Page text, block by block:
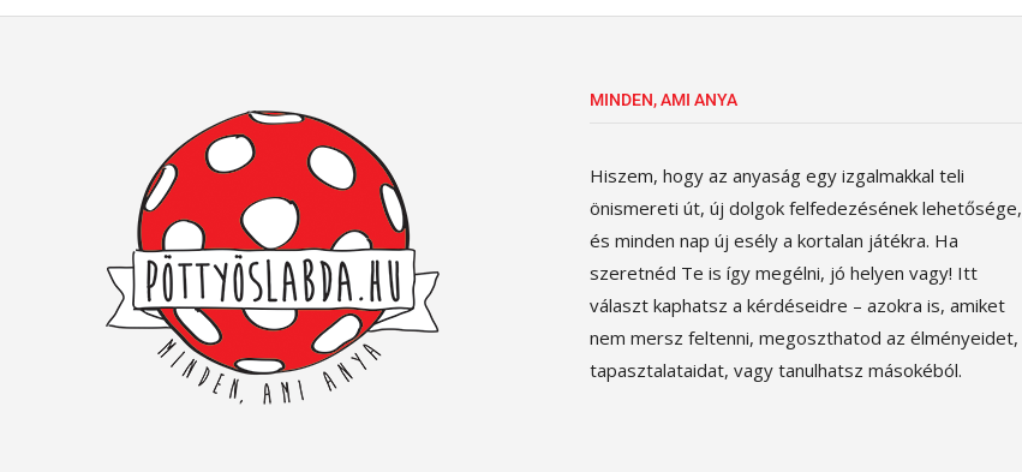
MINDEN, AMI ANYA
Hiszem, hogy az anyaság egy izgalmakkal teli
önismereti út, új dolgok felfedezésének lehetősége,
és minden nap új esély a kortalan játékra. Ha
szeretnéd Te is így megélni, jó helyen vagy! Itt
választ kaphatsz a kérdéseidre – azokra is, amiket
nem mersz feltenni, megoszthatod az élményeidet,
tapasztalataidat, vagy tanulhatsz másokéból.